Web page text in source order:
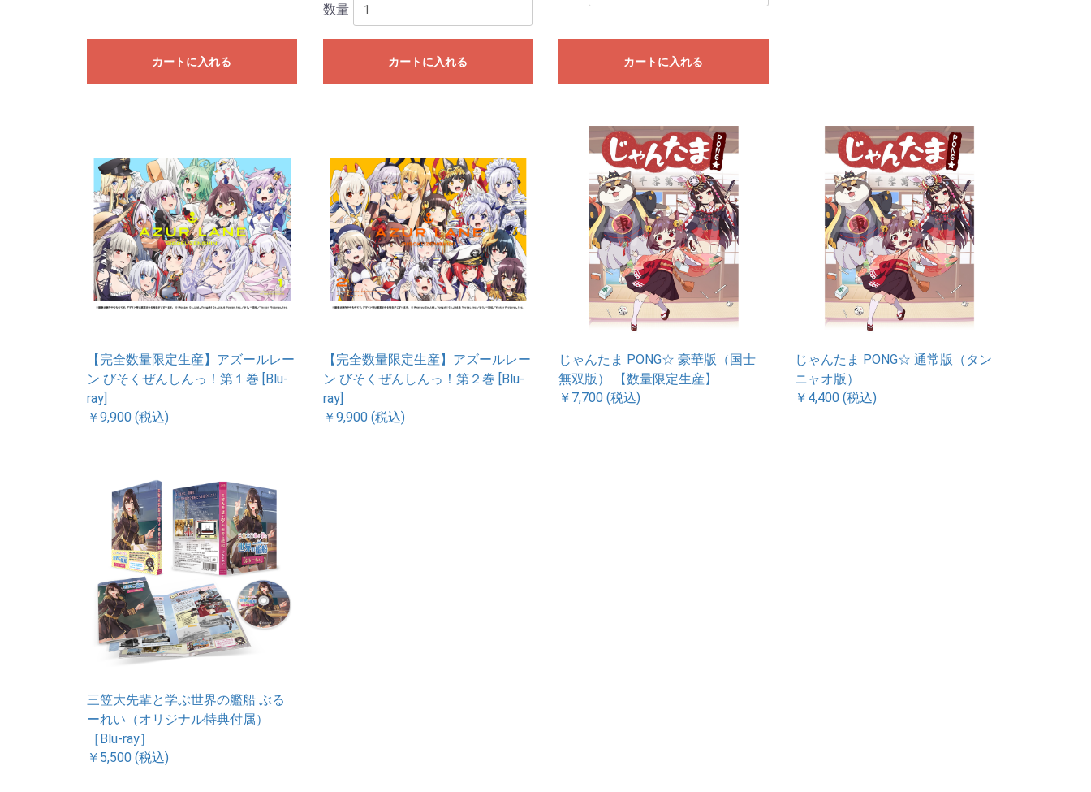
カートに入れる
数量
カートに入れる カートに入れる
【完全数量限定生産】アズールレー
ン びそくぜんしんっ！第１巻 [Blu-
ray]
￥9,900 (税込)
【完全数量限定生産】アズールレー
ン びそくぜんしんっ！第２巻 [Blu-
ray]
￥9,900 (税込)
じゃんたま PONG☆ 豪華版（国士
無双版） 【数量限定生産】
￥7,700 (税込)
じゃんたま PONG☆ 通常版（タン
ニャオ版）
￥4,400 (税込)
三笠大先輩と学ぶ世界の艦船 ぶる
ーれい（オリジナル特典付属）
［Blu-ray］
￥5,500 (税込)